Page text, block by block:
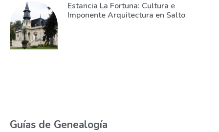
Estancia La Fortuna: Cultura e
Imponente Arquitectura en Salto
Guías de Genealogía